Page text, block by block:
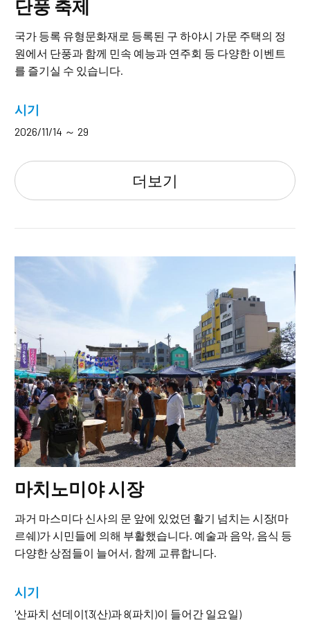
단풍 축제
국가 등록 유형문화재로 등록된 구 하야시 가문 주택의 정
원에서 단풍과 함께 민속 예능과 연주회 등 다양한 이벤트
를 즐기실 수 있습니다.
시기
2026/11/14 ～ 29
더보기
마치노미야 시장
과거 마스미다 신사의 문 앞에 있었던 활기 넘치는 시장(마
르쉐)가 시민들에 의해 부활했습니다. 예술과 음악, 음식 등
다양한 상점들이 늘어서, 함께 교류합니다.
시기
'산파치 선데이'(3(산)과 8(파치)이 들어간 일요일)